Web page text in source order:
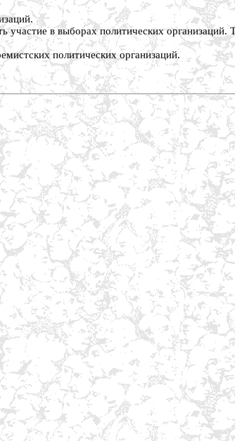
участие в выборах политических
политических организаций.